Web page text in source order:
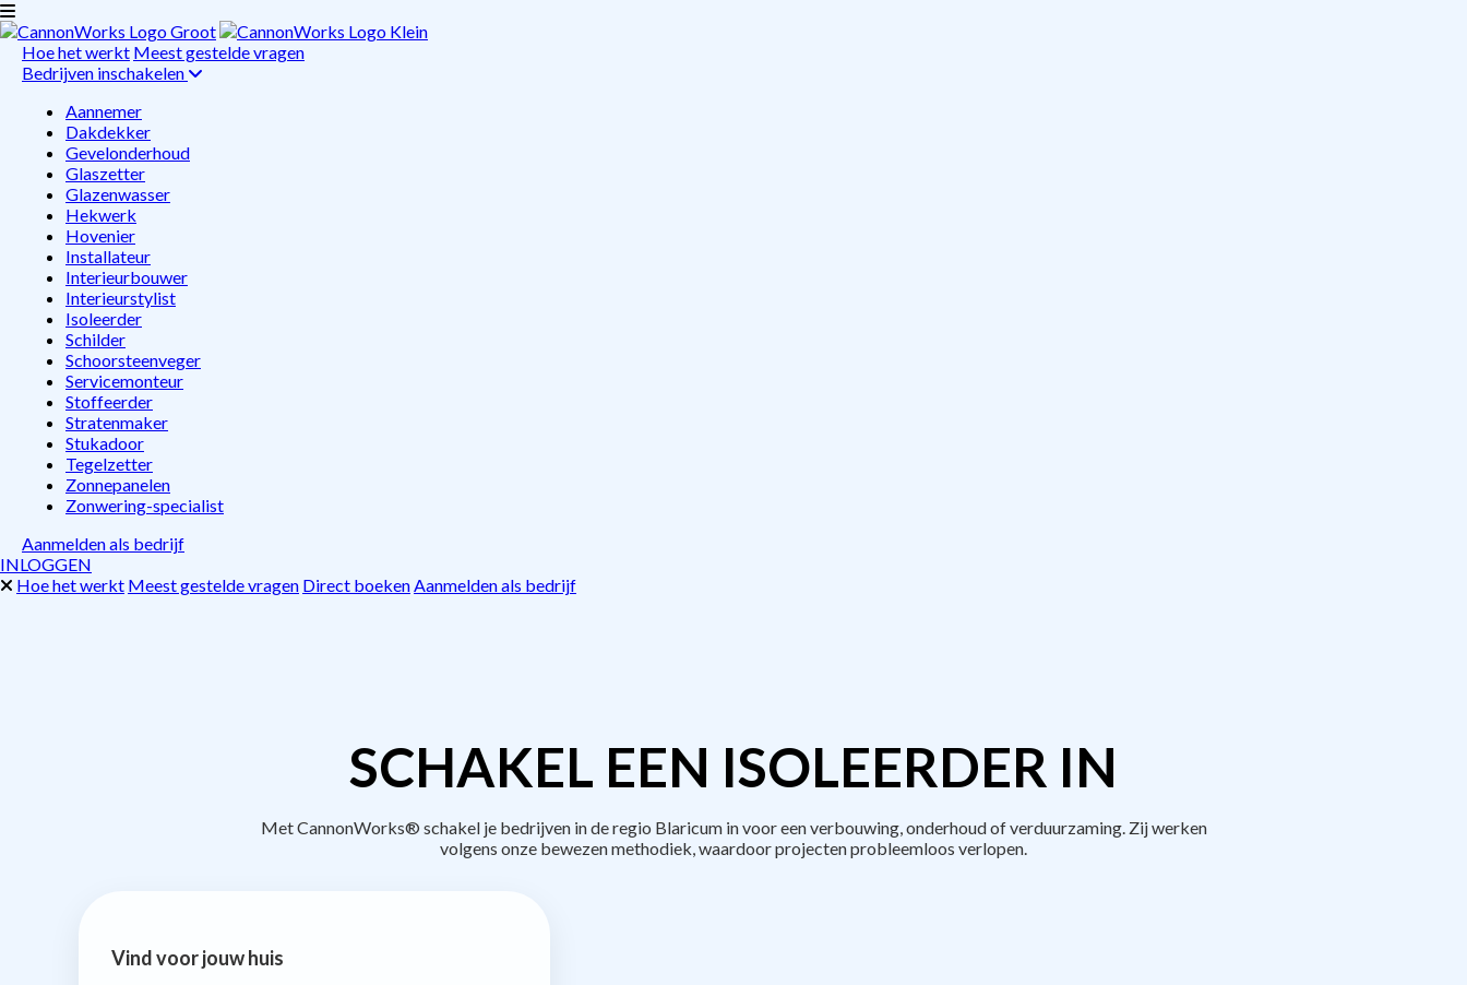
Hoe het werkt Meest gestelde vragen
Bedrijven inschakelen
Aannemer
Dakdekker
Gevelonderhoud
Glaszetter
Glazenwasser
Hekwerk
Hovenier
Installateur
Interieurbouwer
Interieurstylist
Isoleerder
Schilder
Schoorsteenveger
Servicemonteur
Stoffeerder
Stratenmaker
Stukadoor
Tegelzetter
Zonnepanelen
Zonwering-specialist
Aanmelden als bedrijf
INLOGGEN
Hoe het werkt Meest gestelde vragen Direct boekenAanmelden als bedrijf
SCHAKEL EEN ISOLEERDER IN
Met CannonWorks® schakel je bedrijven in de regio Blaricum in voor een verbouwing, onderhoud of verduurzaming. Zij werken
volgens onze bewezen methodiek, waardoor projecten probleemloos verlopen.
Vind voor jouw huis